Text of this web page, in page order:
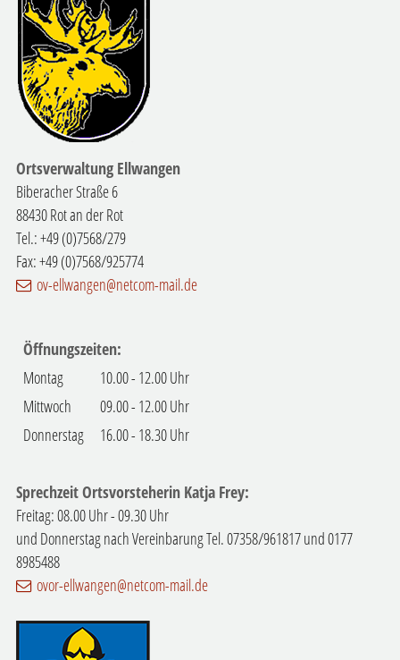
Ortsverwaltung Ellwangen
Biberacher Straße 6
88430 Rot an der Rot
Tel.: +49 (0)7568/279
Fax: +49 (0)7568/925774
ov-ellwangen@netcom-mail.de
Öffnungszeiten:
Montag
10.00 - 12.00 Uhr
Mittwoch
09.00 - 12.00 Uhr
Donnerstag
16.00 - 18.30 Uhr
Sprechzeit Ortsvorsteherin Katja Frey:
Freitag: 08.00 Uhr - 09.30 Uhr
und Donnerstag nach Vereinbarung Tel. 07358/961817 und 0177
8985488
ovor-ellwangen@netcom-mail.de